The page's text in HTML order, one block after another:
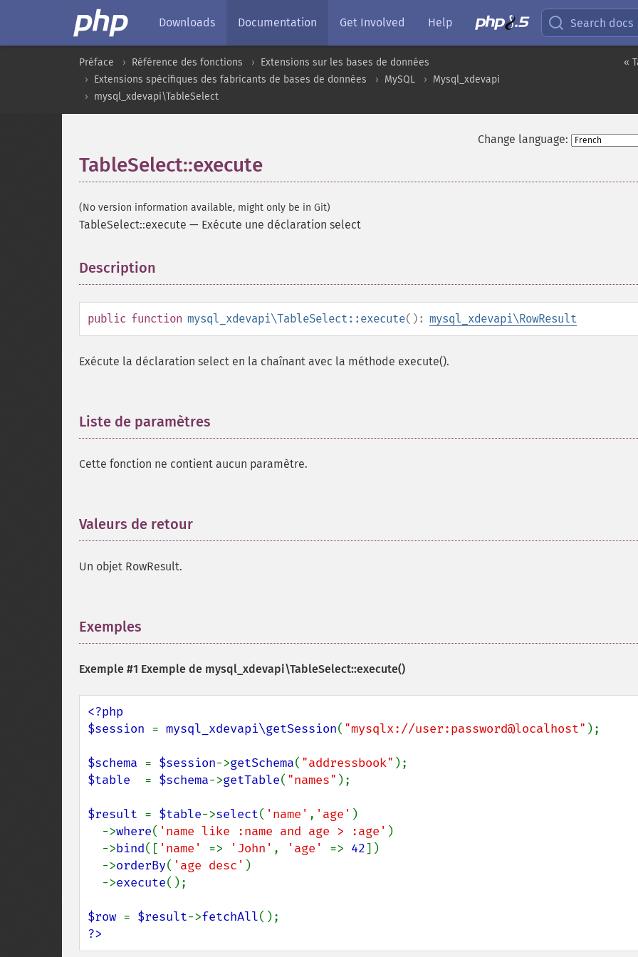
Downloads Documentation Get Involved Help Search docs
«
Préface Référence des fonctions
Extensions sur les bases de données
Extensions spécifiques des fabricants de bases de données
MySQL
Mysql_xdevapi
mysql_xdevapi\TableSelect
Change language:
TableSelect::execute
(No version information available, might only be in Git)
TableSelect::execute — Exécute une déclaration select
Description
public function mysql_xdevapi\TableSelect::execute(): mysql_xdevapi\RowResult
Exécute la déclaration select en la chaînant avec la méthode execute().
Liste de paramètres
Cette fonction ne contient aucun paramètre.
Valeurs de retour
Un objet RowResult.
Exemples
Exemple #1 Exemple de mysql_xdevapi\TableSelect::execute()
<?php
$session = mysql_xdevapi\getSession( "mysqlx://user:password@localhost" );
$schema = $session->getSchema( "addressbook"
$table = $schema->getTable( "names" );
$result = $table->select( 'name' , 'age' )
  ->
where( 'name like :name and age > :age' )
  ->
bind([ 'name' => 'John' , 'age' => 42])
  ->
orderBy( 'age desc' )
  ->
execute();
$row = $result->fetchAll
?>